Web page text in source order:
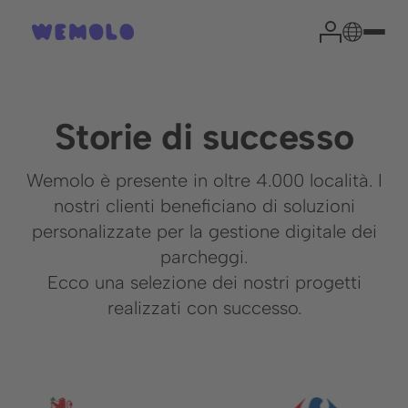
Storie di successo
Wemolo è presente in oltre 4.000 località. I
nostri clienti beneficiano di soluzioni
personalizzate per la gestione digitale dei
parcheggi.
Ecco una selezione dei nostri progetti
realizzati con successo.
Il tuo esperto di parcheggi